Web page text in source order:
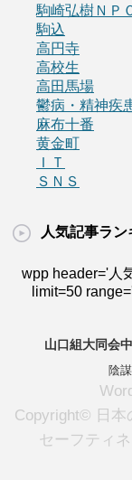
駒崎弘樹ＮＰ
駒込
高円寺
高校生
高田馬場
鬱病・精神疾
麻布十番
黄金町
ＩＴ
ＳＮＳ
人気記事ラン
wpp header='人
limit=50
山口組大同会
陰
Copyright© 日本
セーフティ